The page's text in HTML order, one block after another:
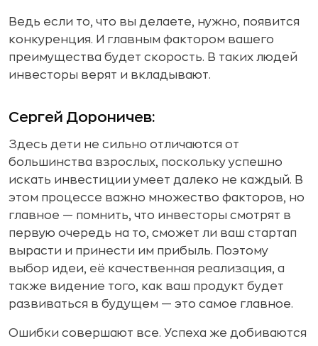
Ведь если то, что вы делаете, нужно, появится
конкуренция. И главным фактором вашего
преимущества будет скорость. В таких людей
инвесторы верят и вкладывают.
Сергей Дороничев:
Здесь дети не сильно отличаются от
большинства взрослых, поскольку успешно
искать инвестиции умеет далеко не каждый. В
этом процессе важно множество факторов, но
главное — помнить, что инвесторы смотрят в
первую очередь на то, сможет ли ваш стартап
вырасти и принести им прибыль. Поэтому
выбор идеи, её качественная реализация, а
также видение того, как ваш продукт будет
развиваться в будущем — это самое главное.
Ошибки совершают все. Успеха же добиваются